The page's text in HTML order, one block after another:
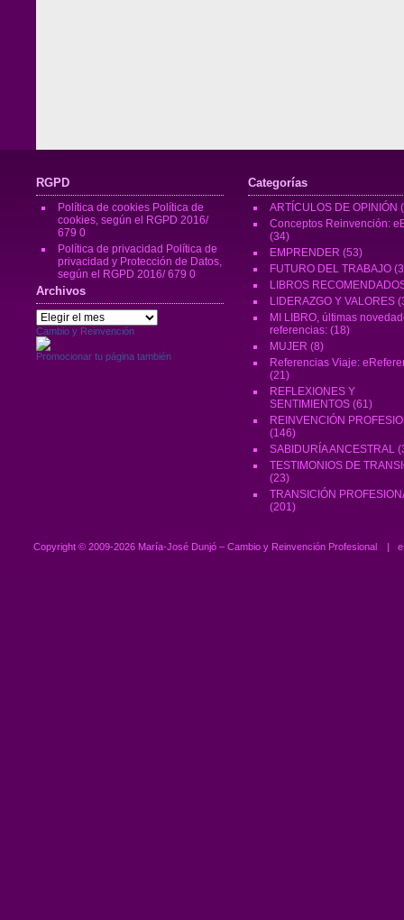
RGPD
Política de cookies Política de
cookies, según el RGPD 2016/
679 0
Política de privacidad Política de
privacidad y Protección de Datos,
según el RGPD 2016/ 679 0
Archivos
Archivos
Cambio y Reinvención
Promocionar tu página también
Categorías
ARTÍCULOS DE OPINIÓN
Conceptos Reinvención:
(34)
EMPRENDER (53)
FUTURO DEL TRABAJO
LIBROS
LIDERAZGO Y VALORES
MI LIBRO, últimas
referencias: (18)
MUJER (8)
Referencias Viaje:
(21)
REFLEXIONES Y
SENTIMIENTOS (61)
REINVENCIÓN
(146)
SABIDURÍA ANCESTRAL
TESTIMONIOS DE
(23)
TRANSICIÓN
(201)
Copyright © 2009-2026 María-José Dunjó – Cambio y Reinvención Profesional |